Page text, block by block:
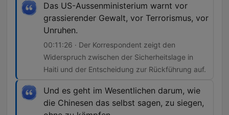
Das US-Aussenministerium warnt vor
grassierender Gewalt, vor Terrorismus, vor
Unruhen.
00:11:26 · Der Korrespondent zeigt den
Widerspruch zwischen der Sicherheitslage in
Haiti und der Entscheidung zur Rückführung auf.
Und es geht im Wesentlichen darum, wie
die Chinesen das selbst sagen, zu siegen,